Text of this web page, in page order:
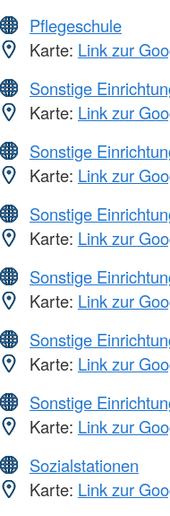
Pflegeschule
Karte: Link zur
Sonstige
Karte: Link zur
Sonstige
Karte: Link zur
Sonstige
Karte: Link zur
Sonstige
Karte: Link zur
Sonstige
Karte: Link zur
Sonstige
Karte: Link zur
Sozialstationen
Karte: Link zur